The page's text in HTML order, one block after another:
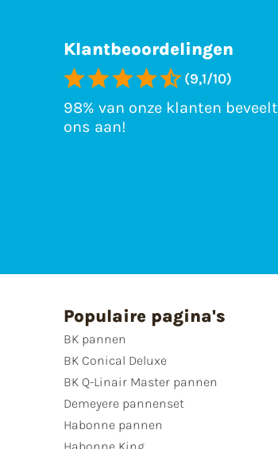
Klantbeoordelingen
(9,1/10)
98% van onze klanten beveelt
ons aan!
Populaire pagina's
BK pannen
BK Conical Deluxe
BK Q-Linair Master pannen
Demeyere pannenset
Habonne pannen